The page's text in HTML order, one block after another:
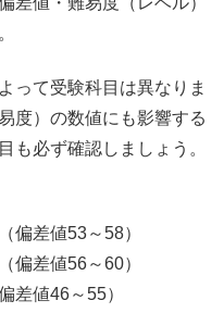
って受験科目は異なりま
度）の数値にも影響する
も必ず確認しましょう。
偏差値53～58）
偏差値56～60）
差値46～55）